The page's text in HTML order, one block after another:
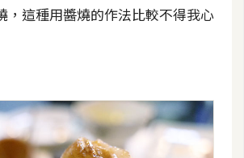
，這種用醬燒的作法比較不得我心